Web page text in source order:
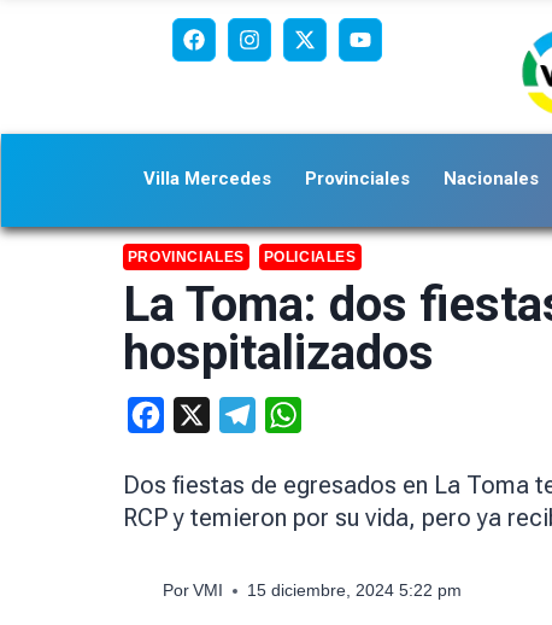
Villa Mercedes Provinciales Nacionales
PROVINCIALES POLICIALES
La Toma: dos
hospitalizados
Facebook Telegram
Dos fiestas de egresados ​​en La Toma
RCP y temieron por su vida, pero ya
Por VMI 15 diciembre, 2024 5:22 pm